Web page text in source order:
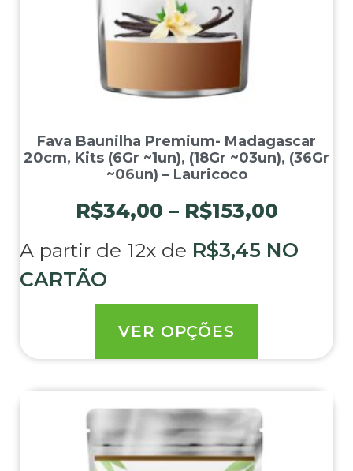
Fava Baunilha Premium- Madagascar
20cm, Kits (6Gr ~1un), (18Gr ~03un), (36Gr
~06un) – Lauricoco
R$34,00 – R$153,00
A partir de 12x de R$3,45 NO
CARTÃO
VER OPÇÕES